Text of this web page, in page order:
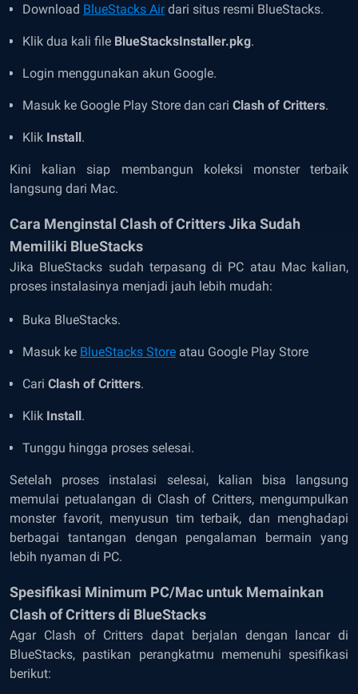
Download BlueStacks Airdari situs resmi BlueStacks.
Klik dua kali file BlueStacksInstaller.pkg.
Login menggunakan akun Google.
Masuk ke Google Play Store dan cari Clash of Critters.
Klik Install.
Kini kalian siap membangun koleksi monster terbaik
langsung dari Mac.
Cara Menginstal Clash of Critters Jika Sudah
Memiliki BlueStacks
Jika BlueStacks sudah terpasang di PC atau Mac kalian,
proses instalasinya menjadi jauh lebih mudah:
Buka BlueStacks.
Masuk ke BlueStacks Store atau Google Play Store
Cari Clash of Critters.
Klik Install.
Tunggu hingga proses selesai.
Setelah proses instalasi selesai, kalian bisa langsung
memulai petualangan di Clash of Critters, mengumpulkan
monster favorit, menyusun tim terbaik, dan menghadapi
berbagai tantangan dengan pengalaman bermain yang
lebih nyaman di PC.
Spesifikasi Minimum PC/Mac untuk Memainkan
Clash of Crittersdi BlueStacks
Agar Clash of Critters dapat berjalan dengan lancar di
BlueStacks, pastikan perangkatmu memenuhi spesifikasi
berikut: